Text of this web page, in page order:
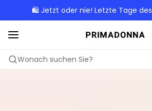
🛍️ Jetzt oder nie! Letzte Tage des
Wonach suchen Sie?